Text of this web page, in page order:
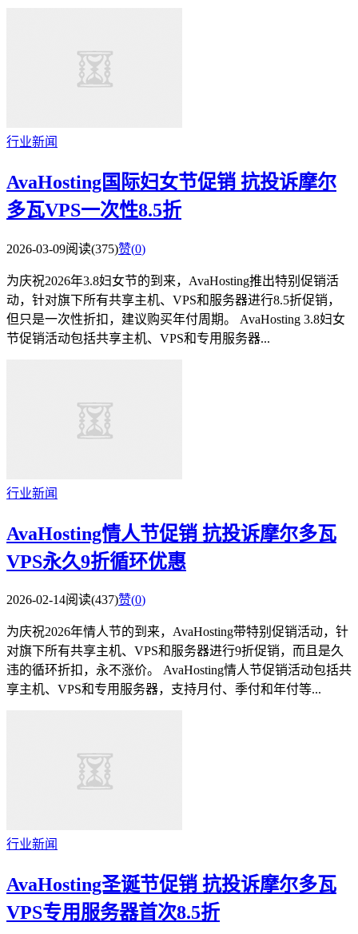
行业新闻
AvaHosting国际妇女节促销 抗投诉摩尔
多瓦VPS一次性8.5折
2026-03-09阅读(375)赞(0)
为庆祝2026年3.8妇女节的到来，AvaHosting推出特别促销活
动，针对旗下所有共享主机、VPS和服务器进行8.5折促销，
但只是一次性折扣，建议购买年付周期。 AvaHosting 3.8妇女
节促销活动包括共享主机、VPS和专用服务器...
行业新闻
AvaHosting情人节促销 抗投诉摩尔多瓦
VPS永久9折循环优惠
2026-02-14阅读(437)赞(0)
为庆祝2026年情人节的到来，AvaHosting带特别促销活动，针
对旗下所有共享主机、VPS和服务器进行9折促销，而且是久
违的循环折扣，永不涨价。 AvaHosting情人节促销活动包括共
享主机、VPS和专用服务器，支持月付、季付和年付等...
行业新闻
AvaHosting圣诞节促销 抗投诉摩尔多瓦
VPS专用服务器首次8.5折